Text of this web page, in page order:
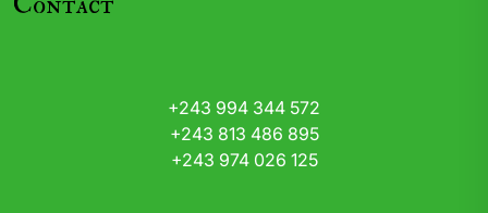
+243 994 344 572
+243 813 486 895
+243 974 026 125